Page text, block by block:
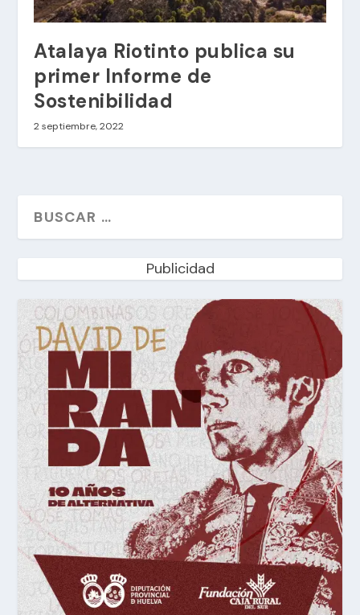
Atalaya Riotinto publica su
primer Informe de
Sostenibilidad
2 septiembre, 2022
Publicidad